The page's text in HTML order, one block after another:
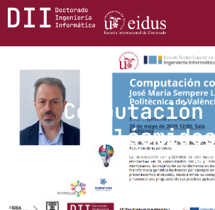
Computación
5:20 pm